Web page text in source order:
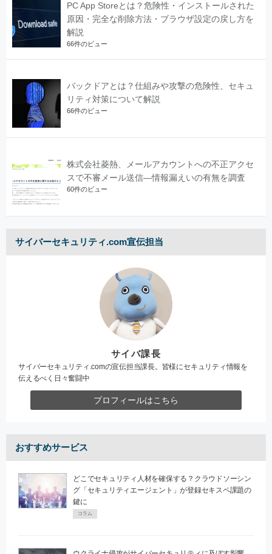
PC App Storeとは？危険性・インストールされた
原因・完全な削除方法・ブラウザ設定の戻し方を
解説
66件のビュー
バックドアとは？仕組みや攻撃の危険性、セキュ
リティ対策について解説
66件のビュー
株式会社菱熱、メールアカウントへの不正アクセ
スで不審メール送信―情報漏えいの有無を調査
60件のビュー
サイバーセキュリティ.com宣伝担当
サイバ課長
サイバーセキュリティ.comの宣伝担当課長。皆様にセキュリティ情報を
伝えるべく日々奮闘中
プロフィールはこちら
おすすめサービス
どこでセキュリティ人材を確保する？クラウドソーシン
グ「セキュリティエージェント」が登録セキスペ課題の
鍵に
コラム